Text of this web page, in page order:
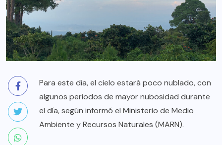
Para este día, el cielo estará poco nublado, con
algunos periodos de mayor nubosidad durante
el día, según informó el Ministerio de Medio
Ambiente y Recursos Naturales (MARN).